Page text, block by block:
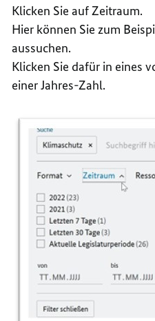
Klicken Sie auf Zeitraum.
Hier können Sie zum
aussuchen.
Klicken Sie dafür in eines
einer Jahres-Zahl.